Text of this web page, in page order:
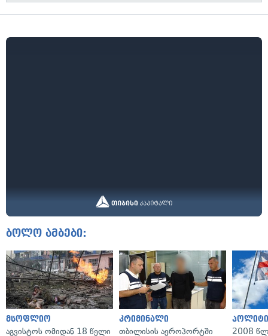
ბოლო ამბები:
მსოფლიო
აგვისტოს ომიდან 18 წელი
კრიმინალი
თბილისის აეროპორტში 2008